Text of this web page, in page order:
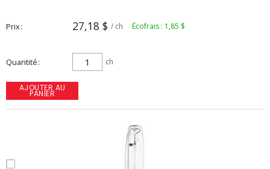
Prix 27,18 $ / ch Écofrais : 1,85 $
Quantité ch
AJOUTER AU
PANIER